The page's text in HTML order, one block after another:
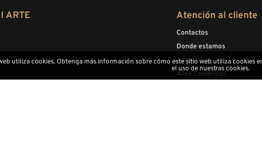
ARTE Atención al cliente
Contactos
Donde estamos
Aviso legal
Área Comercial
utiliza cookies. Obtenga más información sobre cómo este sitio web utiliza cookies
el uso de nuestras cookies.